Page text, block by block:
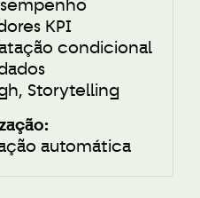
KPI
condicional
Storytelling
automática